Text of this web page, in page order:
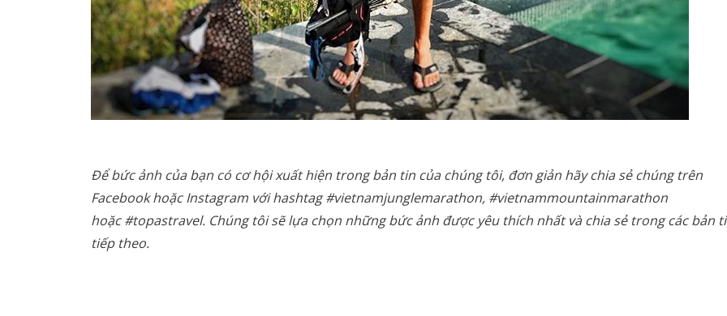
Để bức ảnh của bạn có cơ hội xuất hiện trong bản tin của chúng tôi, đơn giản hãy chia sẻ chúng trên
Facebook hoặc Instagram với hashtag #vietnamjunglemarathon, #vietnammountainmarathon
hoặc #topastravel. Chúng tôi sẽ lựa chọn những bức ảnh được yêu thích nhất và chia sẻ trong các bản
tiếp theo.